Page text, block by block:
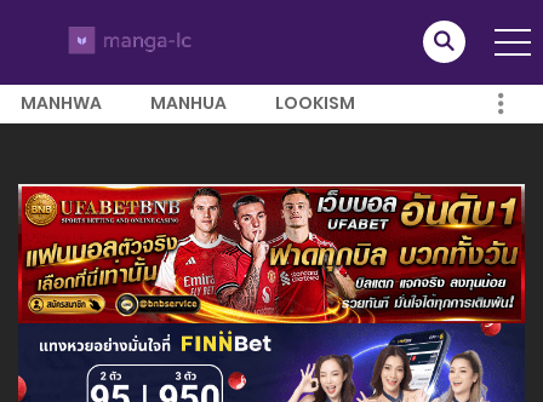
MANHWA MANHUA LOOKISM